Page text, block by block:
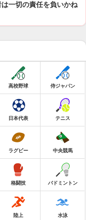
一切の責任を負いかね
高校野球 侍ジャパン
日本代表 テニス
ラグビー 中央競馬
格闘技 バドミントン
陸上 水泳